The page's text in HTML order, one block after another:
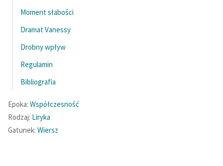
Moment słabości
Dramat Vanessy
Drobny wpływ
Regulamin
Bibliografia
Epoka: Współczesność
Rodzaj: Liryka
Gatunek: Wiersz